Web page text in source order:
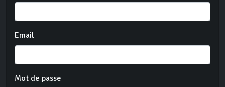
Email
Mot de passe